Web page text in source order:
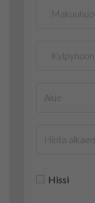
Hissi